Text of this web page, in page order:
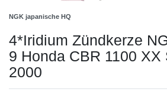
NGK japanische HQ
4*Iridium Zündkerze
9 Honda CBR 1100 XX
2000